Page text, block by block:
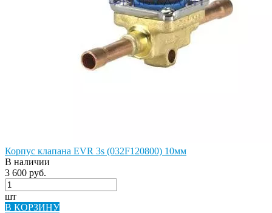
Корпус клапана EVR 3s (032F120800) 10мм
В наличии
3 600 руб.
шт
В КОРЗИНУ